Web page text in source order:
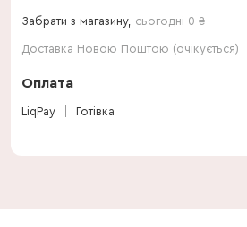
Забрати з магазину, сьогодні 0 ₴
Доставка Новою Поштою (очікується)
Оплата
LiqPay Готівка